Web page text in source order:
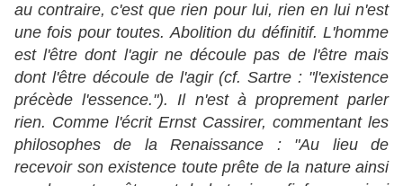
au contraire, c'est que rien pour lui, rien en lui n'est
une fois pour toutes. Abolition du définitif. L'homme
est l'être dont l'agir ne découle pas de l'être mais
dont l'être découle de l'agir (cf. Sartre : "l'existence
précède l'essence."). Il n'est à proprement parler
rien. Comme l'écrit Ernst Cassirer, commentant les
philosophes de la Renaissance : "Au lieu de
recevoir son existence toute prête de la nature ainsi